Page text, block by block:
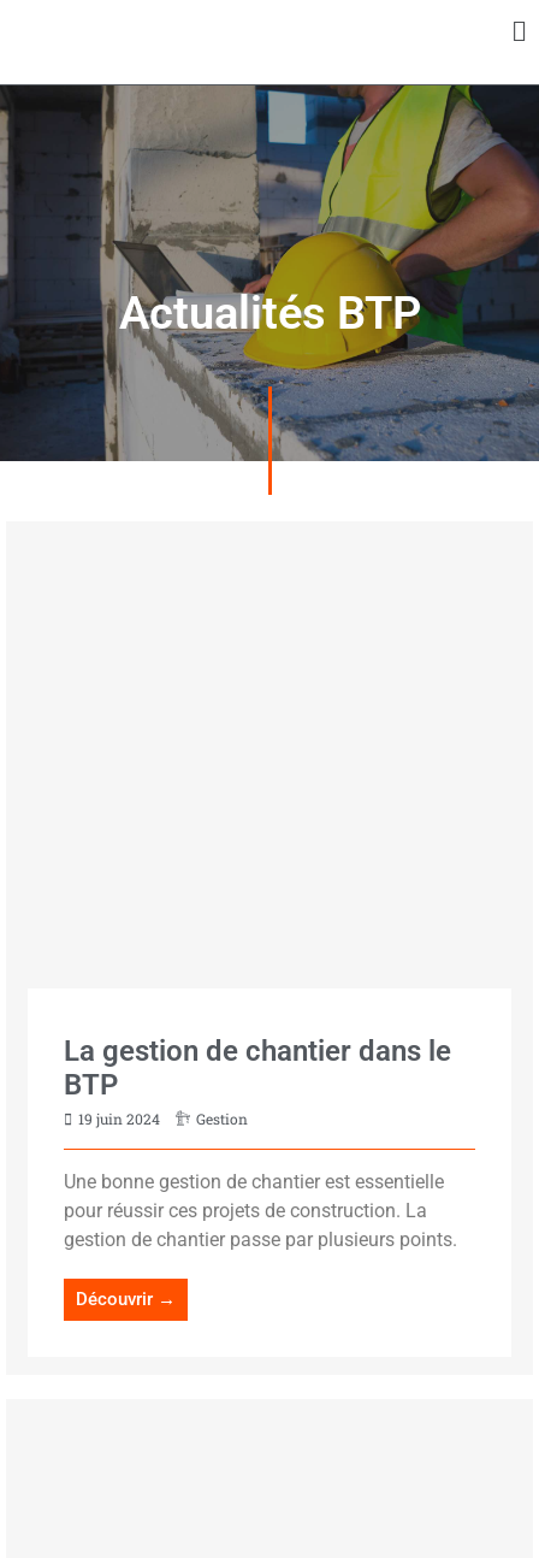
Actualités BTP
La gestion de chantier dans le
BTP
19 juin 2024 Gestion
Une bonne gestion de chantier est essentielle
pour réussir ces projets de construction. La
gestion de chantier passe par plusieurs points.
Découvrir →